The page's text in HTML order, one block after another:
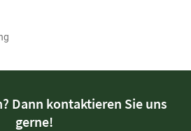
Dann kontaktieren Sie uns
gerne!